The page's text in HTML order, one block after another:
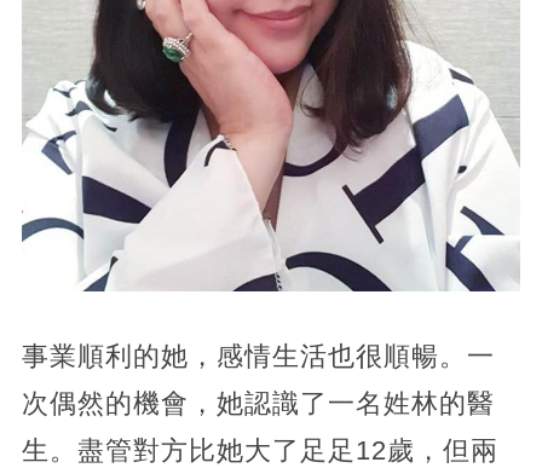
事業順利的她，感情生活也很順暢。一
次偶然的機會，她認識了一名姓林的醫
生。盡管對方比她大了足足12歲，但兩